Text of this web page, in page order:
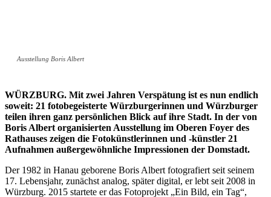
Ausstellung Boris Albert
WÜRZBURG. Mit zwei Jahren Verspätung ist es nun endlich
soweit: 21 fotobegeisterte Würzburgerinnen und Würzburger
teilen ihren ganz persönlichen Blick auf ihre Stadt. In der von
Boris Albert organisierten Ausstellung im Oberen Foyer des
Rathauses zeigen die Fotokünstlerinnen und -künstler 21
Aufnahmen außergewöhnliche Impressionen der Domstadt.
Der 1982 in Hanau geborene Boris Albert fotografiert seit seinem
17. Lebensjahr, zunächst analog, später digital, er lebt seit 2008 in
Würzburg. 2015 startete er das Fotoprojekt „Ein Bild, ein Tag“,